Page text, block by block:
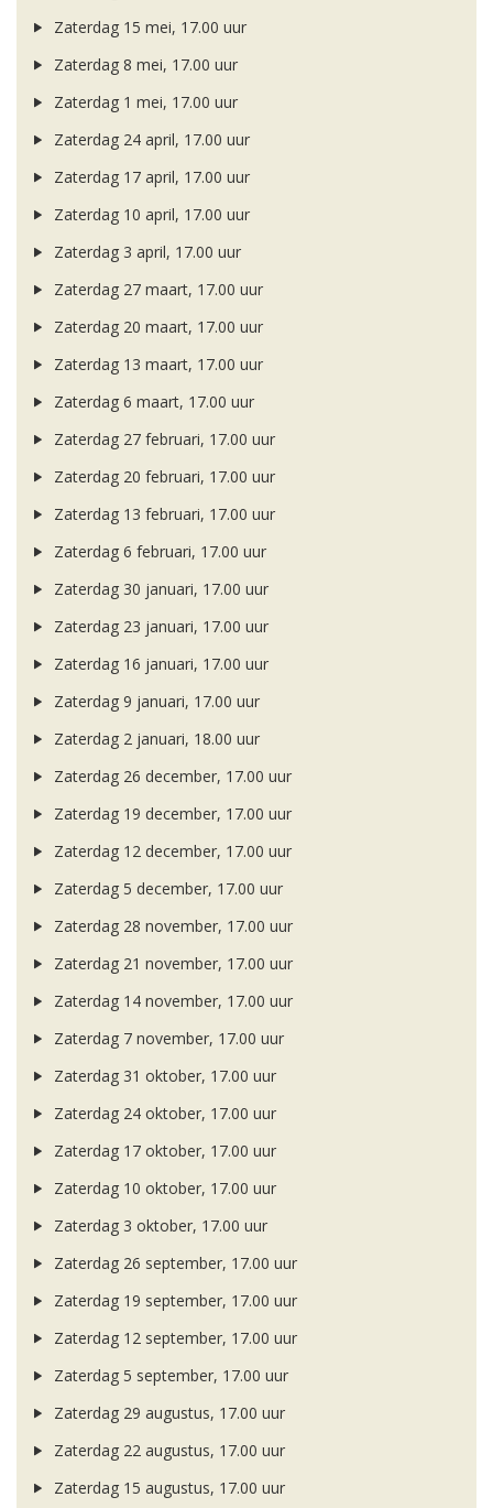
Zaterdag 15 mei, 17.00 uur
Zaterdag 8 mei, 17.00 uur
Zaterdag 1 mei, 17.00 uur
Zaterdag 24 april, 17.00 uur
Zaterdag 17 april, 17.00 uur
Zaterdag 10 april, 17.00 uur
Zaterdag 3 april, 17.00 uur
Zaterdag 27 maart, 17.00 uur
Zaterdag 20 maart, 17.00 uur
Zaterdag 13 maart, 17.00 uur
Zaterdag 6 maart, 17.00 uur
Zaterdag 27 februari, 17.00 uur
Zaterdag 20 februari, 17.00 uur
Zaterdag 13 februari, 17.00 uur
Zaterdag 6 februari, 17.00 uur
Zaterdag 30 januari, 17.00 uur
Zaterdag 23 januari, 17.00 uur
Zaterdag 16 januari, 17.00 uur
Zaterdag 9 januari, 17.00 uur
Zaterdag 2 januari, 18.00 uur
Zaterdag 26 december, 17.00 uur
Zaterdag 19 december, 17.00 uur
Zaterdag 12 december, 17.00 uur
Zaterdag 5 december, 17.00 uur
Zaterdag 28 november, 17.00 uur
Zaterdag 21 november, 17.00 uur
Zaterdag 14 november, 17.00 uur
Zaterdag 7 november, 17.00 uur
Zaterdag 31 oktober, 17.00 uur
Zaterdag 24 oktober, 17.00 uur
Zaterdag 17 oktober, 17.00 uur
Zaterdag 10 oktober, 17.00 uur
Zaterdag 3 oktober, 17.00 uur
Zaterdag 26 september, 17.00 uur
Zaterdag 19 september, 17.00 uur
Zaterdag 12 september, 17.00 uur
Zaterdag 5 september, 17.00 uur
Zaterdag 29 augustus, 17.00 uur
Zaterdag 22 augustus, 17.00 uur
Zaterdag 15 augustus, 17.00 uur